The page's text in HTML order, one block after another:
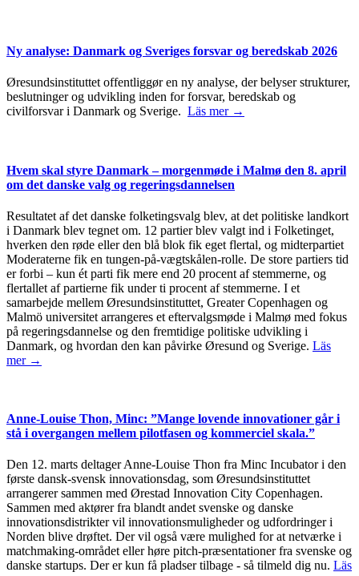
Ny analyse: Danmark og Sveriges forsvar og beredskab 2026
Øresundsinstituttet offentliggør en ny analyse, der belyser strukturer,
beslutninger og udvikling inden for forsvar, beredskab og
civilforsvar i Danmark og Sverige. Läs mer →
Hvem skal styre Danmark – morgenmøde i Malmø den 8. april
om det danske valg og regeringsdannelsen
Resultatet af det danske folketingsvalg blev, at det politiske landkort
i Danmark blev tegnet om. 12 partier blev valgt ind i Folketinget,
hverken den røde eller den blå blok fik eget flertal, og midterpartiet
Moderaterne fik en tungen-på-vægtskålen-rolle. De store partiers tid
er forbi – kun ét parti fik mere end 20 procent af stemmerne, og
flertallet af partierne fik under ti procent af stemmerne. I et
samarbejde mellem Øresundsinstituttet, Greater Copenhagen og
Malmö universitet arrangeres et eftervalgsmøde i Malmø med fokus
på regeringsdannelse og den fremtidige politiske udvikling i
Danmark, og hvordan den kan påvirke Øresund og Sverige. Läs
mer →
Anne-Louise Thon, Minc: ”Mange lovende innovationer går i
stå i overgangen mellem pilotfasen og kommerciel skala.”
Den 12. marts deltager Anne-Louise Thon fra Minc Incubator i den
første dansk-svensk innovationsdag, som Øresundsinstituttet
arrangerer sammen med Ørestad Innovation City Copenhagen.
Sammen med aktører fra blandt andet svenske og danske
innovationsdistrikter vil innovationsmuligheder og udfordringer i
Norden blive drøftet. Der vil også være mulighed for at netværke i
matchmaking-området eller høre pitch-præsentationer fra svenske og
danske startups. Der er kun få pladser tilbage - så tilmeld dig nu. Läs